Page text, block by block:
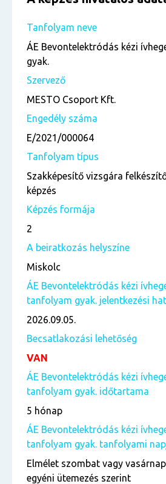
Tanfolyam neve
ÁE Bevontelektródás kézi
gyak.
Szervező
MESTO Csoport Kft.
Engedély száma
E/2021/000064
Tanfolyam típus
Szakképesítő vizsgára
képzés
Képzés formája
2
A beiratkozás helyszíne
Miskolc
ÁE Bevontelektródás kézi
tanfolyam gyak. jelentkezési
2026.09.05.
Becsatlakozási lehetőség
VAN
ÁE Bevontelektródás kézi
tanfolyam gyak. időtartama
5 hónap
ÁE Bevontelektródás kézi
tanfolyam gyak. tanfolyami
Elmélet szombat vagy
egyéni ütemezés szerint